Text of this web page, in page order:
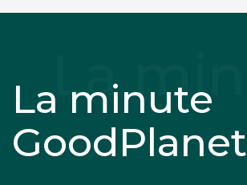
La minute
GoodPlanet